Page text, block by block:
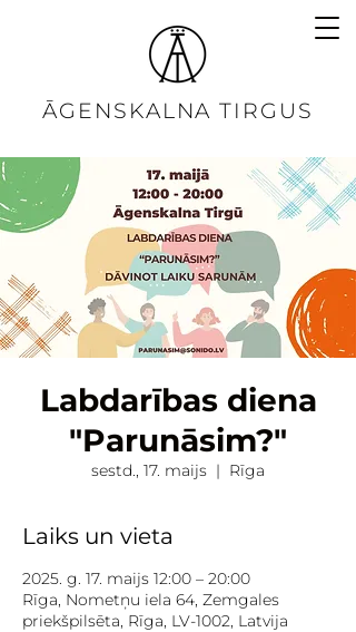
ĀGENSKALNA TIRGUS
Labdarības diena
"Parunāsim?"
sestd., 17. maijs
  |
Rīga
Laiks un vieta
2025. g. 17. maijs 12:00 – 20:00
Rīga, Nometņu iela 64, Zemgales
priekšpilsēta, Rīga, LV-1002, Latvija